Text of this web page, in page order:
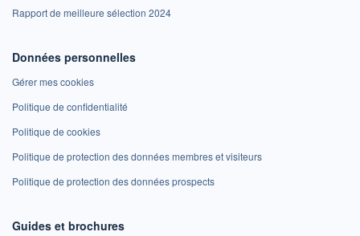
Rapport de meilleure sélection 2024
Données personnelles
Gérer mes cookies
Politique de confidentialité
Politique de cookies
Politique de protection des données membres et visiteurs
Politique de protection des données prospects
Guides et brochures